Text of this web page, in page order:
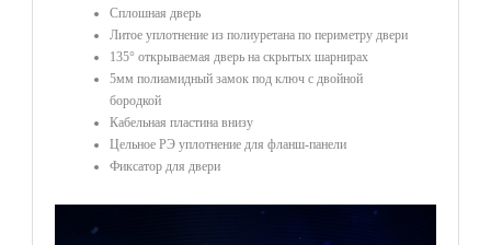
Сплошная дверь
Литое уплотнение из полиуретана по периметру двери
135° открываемая дверь на скрытых шарнирах
5мм полиамидный замок под ключ с двойной
бородкой
Кабельная пластина внизу
Цельное РЭ уплотнение для фланш-панели
Фиксатор для двери